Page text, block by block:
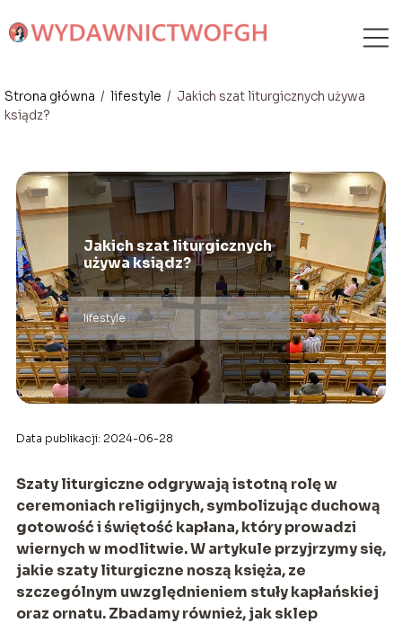
Strona główna / lifestyle / Jakich szat liturgicznych używa
ksiądz?
Jakich szat liturgicznych
używa ksiądz?
lifestyle
Data publikacji: 2024-06-28
Szaty liturgiczne odgrywają istotną rolę w
ceremoniach religijnych, symbolizując duchową
gotowość i świętość kapłana, który prowadzi
wiernych w modlitwie. W artykule przyjrzymy się,
jakie szaty liturgiczne noszą księża, ze
szczególnym uwzględnieniem stuły kapłańskiej
oraz ornatu. Zbadamy również, jak sklep